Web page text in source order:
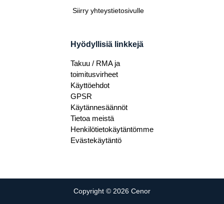
Siirry yhteystietosivulle
Hyödyllisiä linkkejä
Takuu / RMA ja
toimitusvirheet
Käyttöehdot
GPSR
Käytännesäännöt
Tietoa meistä
Henkilötietokäytäntömme
Evästekäytäntö
Copyright © 2026 Cenor